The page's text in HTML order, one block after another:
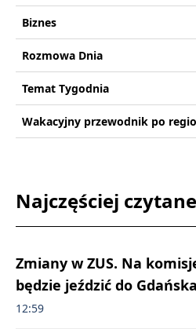
Biznes
Rozmowa Dnia
Temat Tygodnia
Wakacyjny przewodnik po
Najczęściej czytane
Zmiany w ZUS. Na
będzie jeździć do
12:59